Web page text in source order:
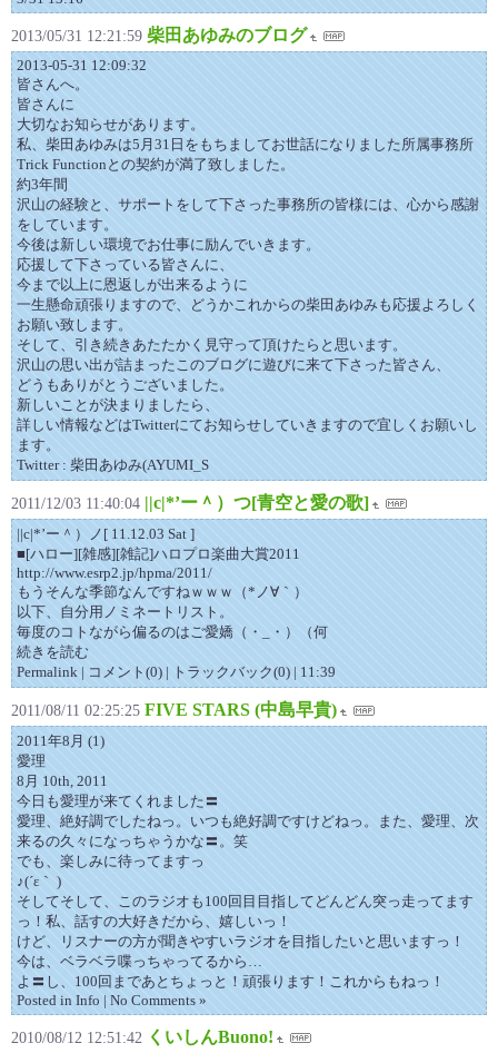
2013/05/31 12:21:59 柴田あゆみのブログ
2013-05-31 12:09:32
皆さんへ。
皆さんに
大切なお知らせがあります。
私、柴田あゆみは5月31日をもちましてお世話になりました所属事務所
Trick Functionとの契約が満了致しました。
約3年間
沢山の経験と、サポートをして下さった事務所の皆様には、心から感謝
をしています。
今後は新しい環境でお仕事に励んでいきます。
応援して下さっている皆さんに、
今まで以上に恩返しが出来るように
一生懸命頑張りますので、どうかこれからの柴田あゆみも応援よろしく
お願い致します。
そして、引き続きあたたかく見守って頂けたらと思います。
沢山の思い出が詰まったこのブログに遊びに来て下さった皆さん、
どうもありがとうございました。
新しいことが決まりましたら、
詳しい情報などはTwitterにてお知らせしていきますので宜しくお願いし
ます。
Twitter : 柴田あゆみ(AYUMI_S
2011/12/03 11:40:04 ||c|*’ー＾）つ[青空と愛の歌]
||c|*’ー＾）ノ[ 11.12.03 Sat ]
■[ハロー][雑感][雑記]ハロプロ楽曲大賞2011
http://www.esrp2.jp/hpma/2011/
もうそんな季節なんですねｗｗｗ（*ノ∀｀）
以下、自分用ノミネートリスト。
毎度のコトながら偏るのはご愛嬌（・_・）（何
続きを読む
Permalink | コメント(0) | トラックバック(0) | 11:39
2011/08/11 02:25:25 FIVE STARS (中島早貴)
2011年8月 (1)
愛理
8月 10th, 2011
今日も愛理が来てくれました〓
愛理、絶好調でしたねっ。いつも絶好調ですけどねっ。また、愛理、次
来るの久々になっちゃうかな〓。笑
でも、楽しみに待ってますっ
♪(´ε｀ )
そしてそして、このラジオも100回目目指してどんどん突っ走ってます
っ！私、話すの大好きだから、嬉しいっ！
けど、リスナーの方が聞きやすいラジオを目指したいと思いますっ！
今は、ベラベラ喋っちゃってるから…
よ〓し、100回まであとちょっと！頑張ります！これからもねっ！
Posted in Info | No Comments »
2010/08/12 12:51:42 くいしんBuono!